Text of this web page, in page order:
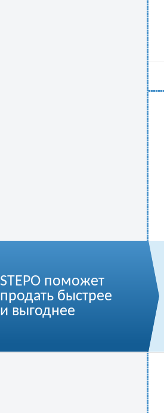
STEPO поможет
продать быстрее
и выгоднее